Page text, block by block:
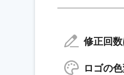
修正回
ロゴの